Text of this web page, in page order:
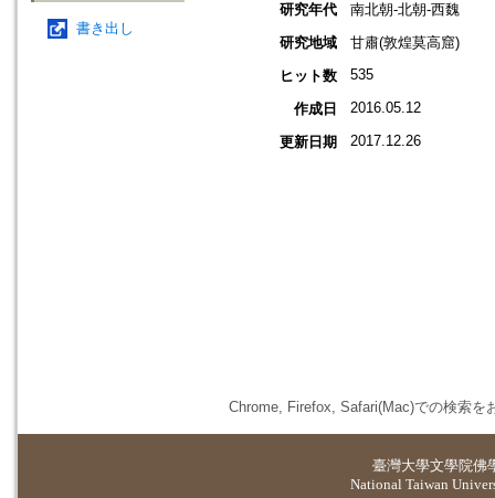
書き出し
研究年代
南北朝-北朝-西魏
研究地域
甘肅(敦煌莫高窟)
ヒット数
535
作成日 2016.05.12
更新日期 2017.12.26
Chrome, Firefox, Safari(Mac)での検索を
臺灣大學文學院佛
National Taiwan